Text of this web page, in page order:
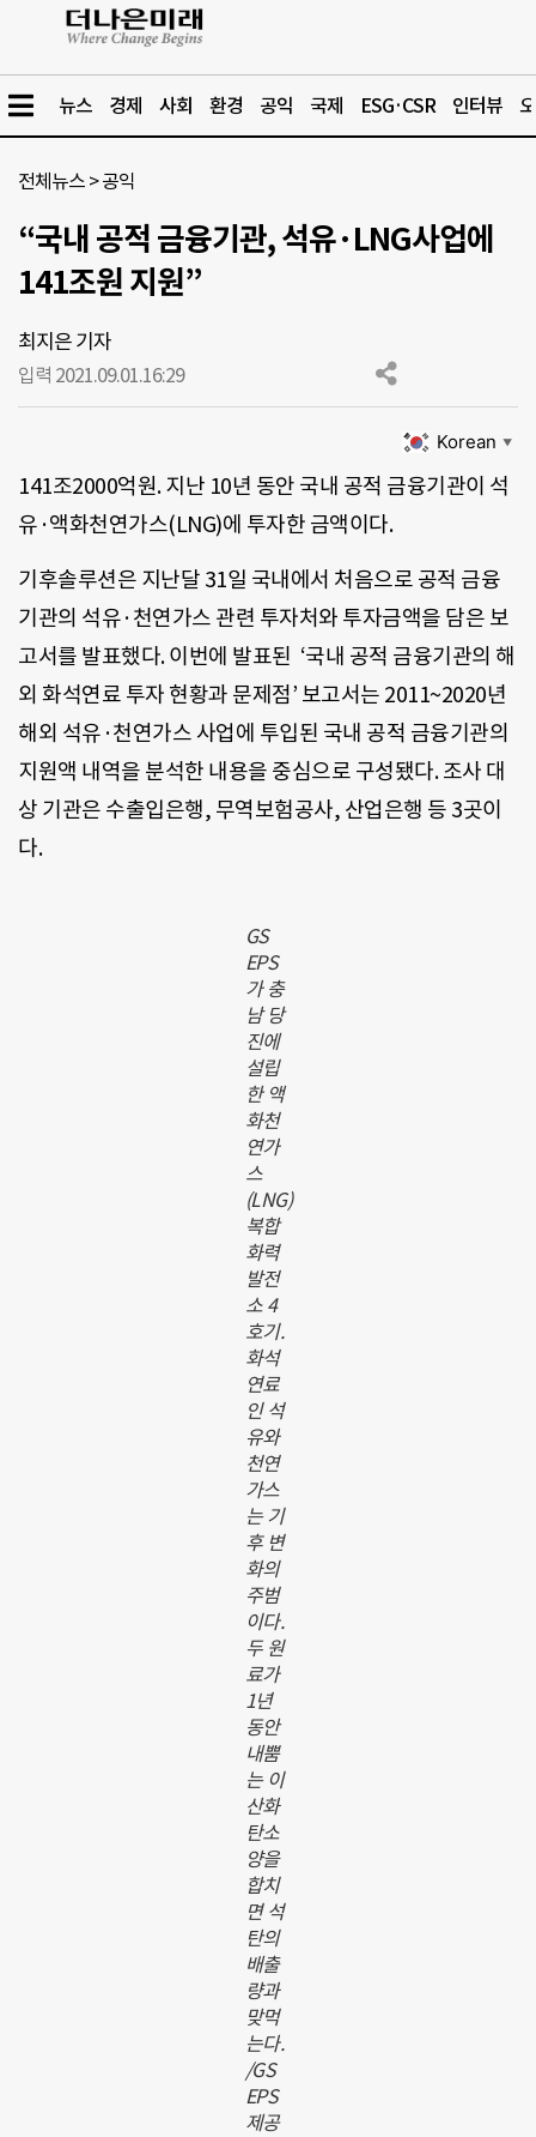
뉴스 경제 사회 환경 공익 국제 ESG·CSR 인터뷰
전체뉴스 >공익
“국내 공적 금융기관, 석유·LNG사업에
141조원 지원”
최지은 기자
입력 2021.09.01.16:29
Korean ▼
141조2000억원. 지난 10년 동안 국내 공적 금융기관이 석
유·액화천연가스(LNG)에 투자한 금액이다.
기후솔루션은 지난달 31일 국내에서 처음으로 공적 금융
기관의 석유·천연가스 관련 투자처와 투자금액을 담은 보
고서를 발표했다. 이번에 발표된 ‘국내 공적 금융기관의 해
외 화석연료 투자 현황과 문제점’ 보고서는 2011~2020년
해외 석유·천연가스 사업에 투입된 국내 공적 금융기관의
지원액 내역을 분석한 내용을 중심으로 구성됐다. 조사 대
상 기관은 수출입은행, 무역보험공사, 산업은행 등 3곳이
다.
GS
EPS
가 충
남 당
진에
설립
한 액
화천
연가
스
(LNG)
복합
화력
발전
소 4
호기.
화석
연료
인 석
유와
천연
가스
는 기
후 변
화의
주범
이다.
두 원
료가
1년
동안
내뿜
는 이
산화
탄소
양을
합치
면 석
탄의
배출
량과
맞먹
는다.
/GS
EPS
제공